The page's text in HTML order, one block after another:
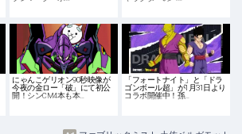
にゃんこゲリオン90秒映像が
今夜の金ロー「破」にて初公
開！シンCM4本も本…
「フォートナイト」と「ドラ
ゴンボール超」が1月31日より
コラボ開催中！孫…